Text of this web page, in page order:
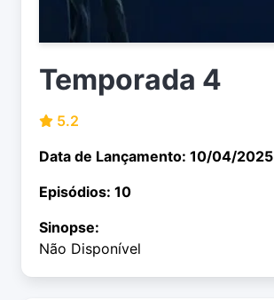
Temporada 4
5.2
Data de Lançamento: 10/04/2025
Episódios: 10
Sinopse:
Não Disponível